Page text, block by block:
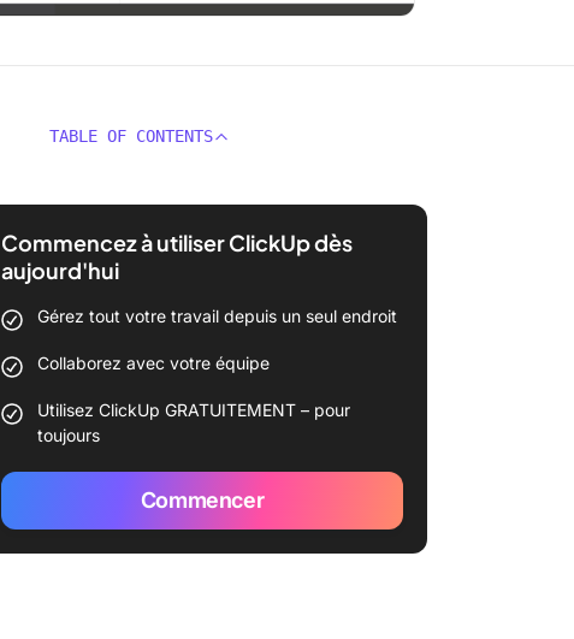
TABLE OF CONTENTS
Commencez à utiliser ClickUp dès
aujourd'hui
Gérez tout votre travail depuis un seul endroit
Collaborez avec votre équipe
Utilisez ClickUp GRATUITEMENT – pour
toujours
Commencer